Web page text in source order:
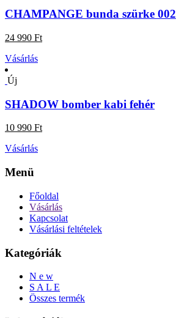
CHAMPANGE bunda szürke 002
24 990 Ft
Vásárlás
Új
SHADOW bomber kabi fehér
10 990 Ft
Vásárlás
Menü
Főoldal
Vásárlás
Kapcsolat
Vásárlási feltételek
Kategóriák
N e w
S A L E
Összes termék